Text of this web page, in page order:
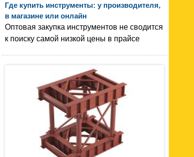
Где купить инструменты: у производителя,
в магазине или онлайн
Оптовая закупка инструментов не сводится
к поиску самой низкой цены в прайсе